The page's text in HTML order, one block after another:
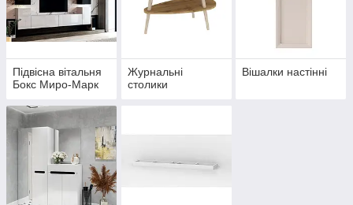
Підвісна вітальня
Бокс Миро-Марк
Журнальні
столики
Вішалки настінні